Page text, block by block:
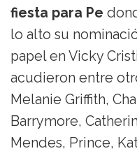
fiesta para Pe
lo alto su
papel en Vicky
acudieron entre
Melanie Griffith,
Barrymore,
Mendes, Prince,